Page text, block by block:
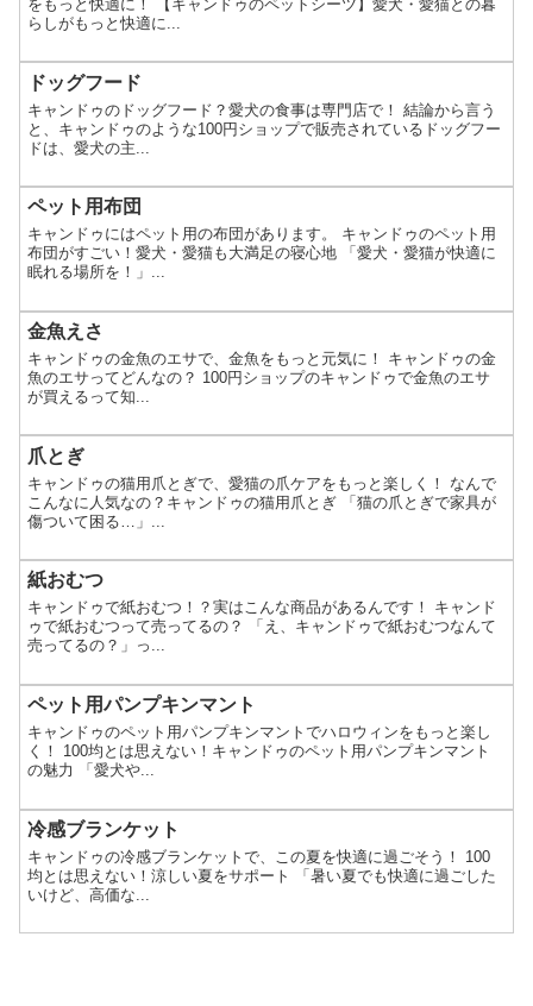
をもっと快適に！ 【キャンドゥのペットシーツ】愛犬・愛猫との暮
らしがもっと快適に...
ドッグフード
キャンドゥのドッグフード？愛犬の食事は専門店で！ 結論から言う
と、キャンドゥのような100円ショップで販売されているドッグフー
ドは、愛犬の主...
ペット用布団
キャンドゥにはペット用の布団があります。 キャンドゥのペット用
布団がすごい！愛犬・愛猫も大満足の寝心地 「愛犬・愛猫が快適に
眠れる場所を！」...
金魚えさ
キャンドゥの金魚のエサで、金魚をもっと元気に！ キャンドゥの金
魚のエサってどんなの？ 100円ショップのキャンドゥで金魚のエサ
が買えるって知...
爪とぎ
キャンドゥの猫用爪とぎで、愛猫の爪ケアをもっと楽しく！ なんで
こんなに人気なの？キャンドゥの猫用爪とぎ 「猫の爪とぎで家具が
傷ついて困る…」...
紙おむつ
キャンドゥで紙おむつ！？実はこんな商品があるんです！ キャンド
ゥで紙おむつって売ってるの？ 「え、キャンドゥで紙おむつなんて
売ってるの？」っ...
ペット用パンプキンマント
キャンドゥのペット用パンプキンマントでハロウィンをもっと楽し
く！ 100均とは思えない！キャンドゥのペット用パンプキンマント
の魅力 「愛犬や...
冷感ブランケット
キャンドゥの冷感ブランケットで、この夏を快適に過ごそう！ 100
均とは思えない！涼しい夏をサポート 「暑い夏でも快適に過ごした
いけど、高価な...